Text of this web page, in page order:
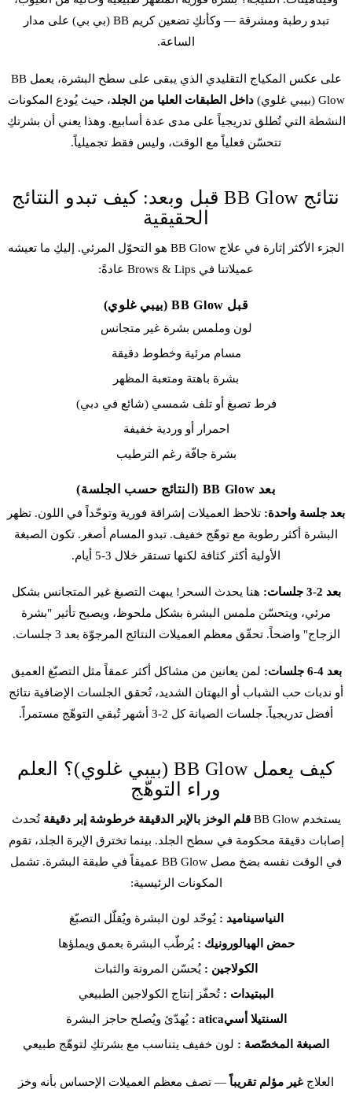
تبدو رطبة ومشرقة — وكأنكِ تضعين كريم BB (بي بي) على مدار
الساعة.
على عكس المكياج التقليدي الذي يبقى على سطح البشرة، يعمل BB
Glow (بيبي غلوي)
داخل الطبقات العليا من الجلد، حيث يُودع المكونات
النشطة التي تُطلق تدريجياً على مدى عدة أسابيع. وهذا يعني أن بشرتكِ
تتحسّن فعلياً مع الوقت، وليس فقط تجميلياً.
نتائج BB Glow قبل وبعد: كيف تبدو النتائج
الحقيقية
الجزء الأكثر إثارة في علاج BB Glow هو التحوّل المرئي. إليكِ ما تعيشه
عميلاتنا في Brows & Lips عادةً:
قبل BB Glow (بيبي غلوي)
لون وملمس بشرة غير متجانس
مسام مرئية وخطوط دقيقة
بشرة باهتة ومتعبة المظهر
فرط تصبغ أو تلف شمسي (شائع في دبي)
احمرار أو وردية خفيفة
بشرة جافّة رغم الترطيب
بعد BB Glow (النتائج حسب الجلسة)
بعد جلسة واحدة: تلاحظ العميلات إشراقة فورية وتوحّداً في اللون. تظهر
البشرة أكثر رطوبة مع توهّج خفيف. تبدو المسام أصغر. تكون الصبغة
الأولية أكثر كثافة لكنها تستقر خلال 3-5 أيام.
بعد 2-3 جلسات:
هنا يحدث السحر! يبهت التصبغ غير المتجانس بشكل
مرئي، ويتحسّن ملمس البشرة بشكل ملحوظ، ويصبح تأثير "بشرة
الزجاج" واضحاً. تحقّق معظم العميلات النتائج المرجوّة بعد 3 جلسات.
بعد 4-6 جلسات:
لمن يعانين من مشاكل أكثر عمقاً مثل التصبّغ العميق
أو ندبات حب الشباب أو البهتان الشديد، تُحقق الجلسات الإضافية نتائج
أفضل تدريجياً. جلسات الصيانة كل 2-3 أشهر تُبقي التوهّج مستمراً.
كيف يعمل BB Glow (بيبي غلوي)؟ العلم
وراء التوهّج
يستخدم BB Glow قلم الوخز بالإبر الدقيقةخرطوشة إبر دقيقة تُحدث
إصابات دقيقة محكومة في سطح الجلد. بينما تخترق الإبرة الجلد، تقوم
في الوقت نفسه بضخ مصل BB Glow عميقاً في طبقة البشرة. تشمل
المكونات الرئيسية:
النياسيناميد : يُوحّد لون البشرة ويُقلّل التصبّغ
حمض الهيالورونيك : يُرطّب البشرة بعمق ويملؤها
الكولاجين : يُحسّن المرونة والثبات
الببتيدات : تُحفّز إنتاج الكولاجين الطبيعي
السنتيلا أسيatica :
يُهدّئ ويُصلح حاجز البشرة
الصبغة المخصّصة : لون خفيف يتناسب مع بشرتكِ لتوهّج طبيعي
العلاج غير مؤلم تقريباً — تصف معظم العميلات الإحساس بأنه وخز